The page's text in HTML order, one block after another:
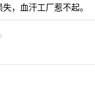
，血汗工厂惹不起。